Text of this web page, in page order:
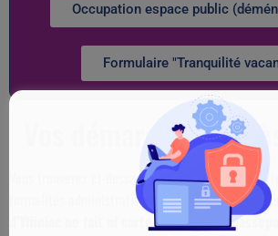
Occupation espace public
Formulaire "Tranquilité
Vos démarches
Vous trouverez ci-dessous, les informations
formalités administratives de l’Etat.Comme
d’Yffiniac ne fait ni carte d’identité ni